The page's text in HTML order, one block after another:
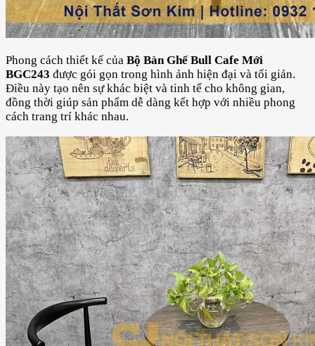
Phong cách thiết kế của Bộ Bàn Ghế Bull Cafe Mới
BGC243 được gói gọn trong hình ảnh hiện đại và tối giản.
Điều này tạo nên sự khác biệt và tinh tế cho không gian,
đồng thời giúp sản phẩm dễ dàng kết hợp với nhiều phong
cách trang trí khác nhau.